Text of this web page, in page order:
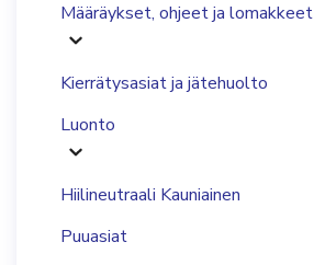
Määräykset, ohjeet ja lomakkeet
Kierrätysasiat ja jätehuolto
Luonto
Hiilineutraali Kauniainen
Puuasiat